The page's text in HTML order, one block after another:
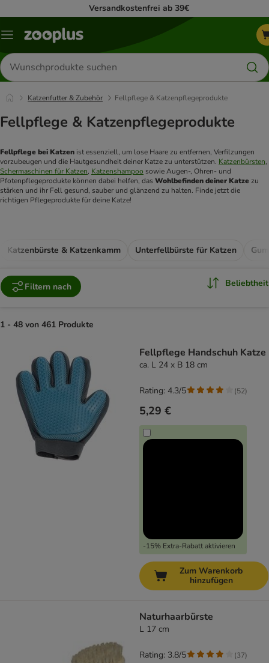
Versandkostenfrei ab 39€
Menü
Produkte
suchen
Katzenfutter & Zubehör Fellpflege & Katzenpflegeprodukte
Fellpflege & Katzenpflegeprodukte
Fellpflege bei Katzen ist essenziell, um lose Haare zu entfernen, Verfilzungen
vorzubeugen und die Hautgesundheit deiner Katze zu unterstützen. Katzenbürsten
Schermaschinen für Katzen, Katzenshampoo sowie Augen‑, Ohren‑ und
Pfotenpflegeprodukte können dabei helfen, das Wohlbefinden deiner Katze zu
stärken und ihr Fell gesund, sauber und glänzend zu halten. Finde jetzt die
richtigen Pflegeprodukte für deine Katze!
Katzenbürste & Katzenkamm Unterfellbürste für Katzen
Filtern nach Beliebtheit
1 - 48 von 461 Produkte
Fellpflege Handschuh Katze
ca. L 24 x B 18 cm
5,29 €
-15% Extra-Rabatt aktivieren
Rating: 4.3/5 (52)
Zum Warenkorb
hinzufügen
Naturhaarbürste
L 17 cm
Rating: 3.8/5 (37)